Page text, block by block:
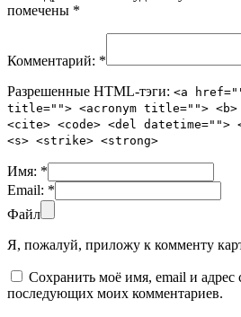
помечены *
Комментарий: *
Разрешенные HTML-тэги: <a
title=""> <acronym title=""> <b>
<cite> <code> <del datetime="">
<s> <strike> <strong>
Имя: *
Email: *
Файл
Я, пожалуй, приложу к комменту
Сохранить моё имя, email и адрес
последующих моих комментариев.